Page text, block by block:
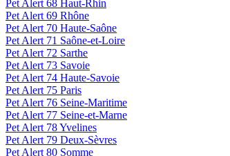
Pet Alert 68 Haut-Rhin
Pet Alert 69 Rhône
Pet Alert 70 Haute-Saône
Pet Alert 71 Saône-et-Loire
Pet Alert 72 Sarthe
Pet Alert 73 Savoie
Pet Alert 74 Haute-Savoie
Pet Alert 75 Paris
Pet Alert 76 Seine-Maritime
Pet Alert 77 Seine-et-Marne
Pet Alert 78 Yvelines
Pet Alert 79 Deux-Sèvres
Pet Alert 80 Somme